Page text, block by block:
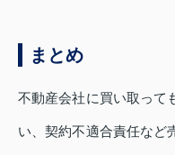
まとめ
不動産会社に買い取って
い、契約不適合責任など